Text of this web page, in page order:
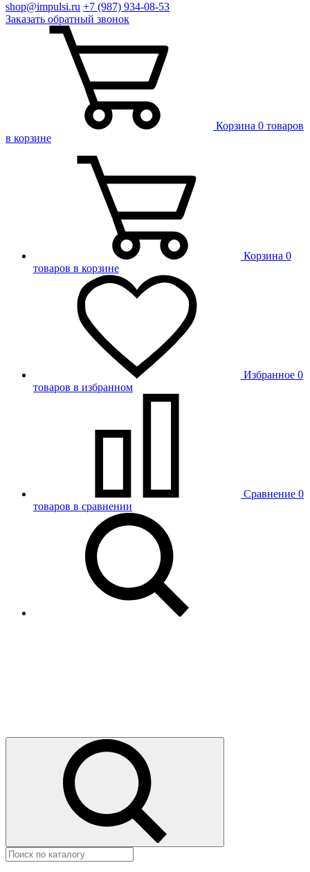
shop@impulsi.ru +7 (987) 934-08-53
Заказать обратный звонок
Корзина 0 товаров
в корзине
Корзина 0
товаров в корзине
Избранное 0
товаров в избранном
Сравнение 0
товаров в сравнении